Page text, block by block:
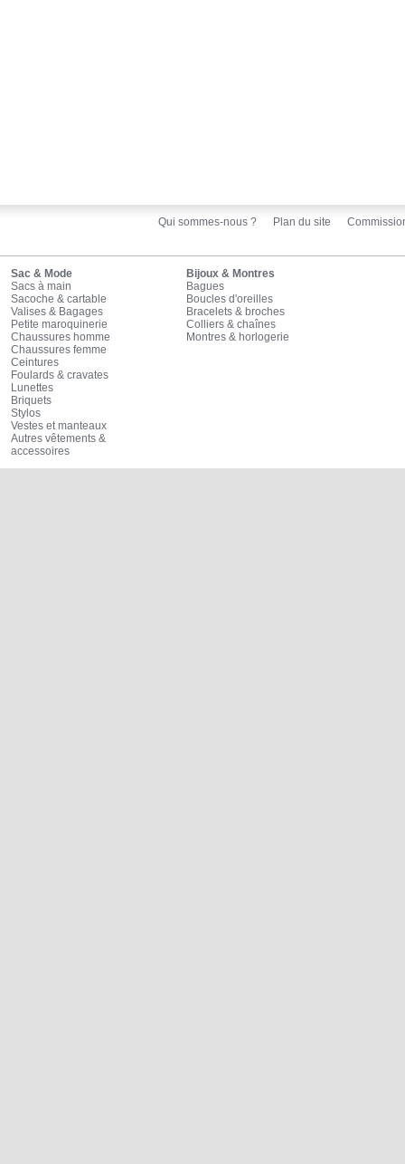
Qui sommes-nous ? Plan du site
Sac & Mode
Sacs à main
Sacoche & cartable
Valises & Bagages
Petite maroquinerie
Chaussures homme
Chaussures femme
Ceintures
Foulards & cravates
Lunettes
Briquets
Stylos
Vestes et manteaux
Autres vêtements &
accessoires
Bijoux & Montres
Bagues
Boucles d'oreilles
Bracelets & broches
Colliers & chaînes
Montres & horlogerie